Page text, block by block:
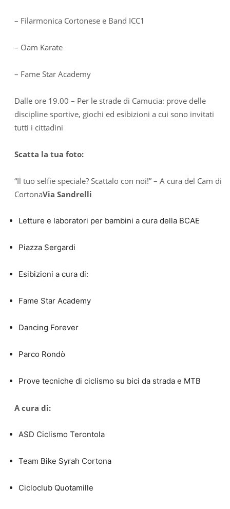
– Filarmonica Cortonese e Band ICC1
– Oam Karate
– Fame Star Academy
Dalle ore 19.00 – Per le strade di Camucia: prove delle
discipline sportive, giochi ed esibizioni a cui sono invitati
tutti i cittadini
Scatta la tua foto:
“Il tuo selfie speciale? Scattalo con noi!” – A cura del Cam di
CortonaVia Sandrelli
Letture e laboratori per bambini a cura della BCAE
Piazza Sergardi
Esibizioni a cura di:
Fame Star Academy
Dancing Forever
Parco Rondò
Prove tecniche di ciclismo su bici da strada e MTB
A cura di:
ASD Ciclismo Terontola
Team Bike Syrah Cortona
Cicloclub Quotamille